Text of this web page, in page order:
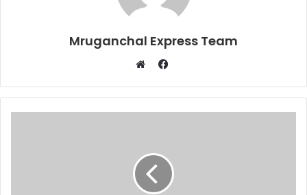
Mruganchal Express Team
Facebook